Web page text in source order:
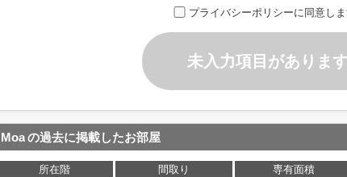
プライバシーポリシーに同意しま
未入力項目がありま
Moaの過去に掲載したお部屋
所在階 間取り 専有面積